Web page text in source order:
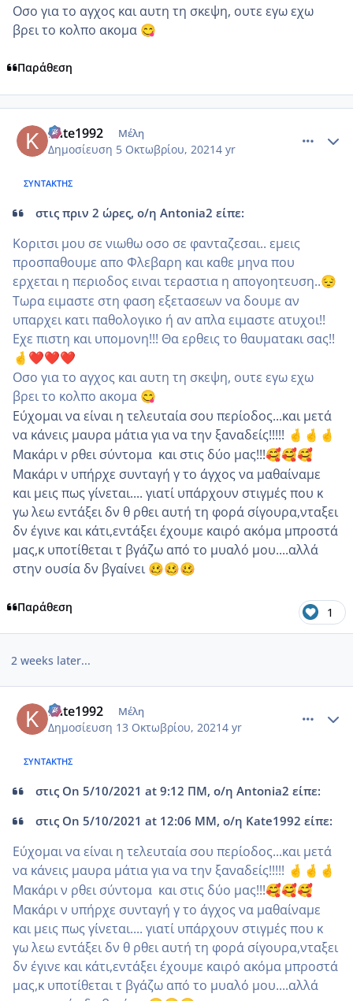
Οσο για το αγχος και αυτη τη σκεψη, ουτε εγω εχω
βρει το κολπο ακομα 😋
Παράθεση
Kate1992 Μέλη
Δημοσίευση 5 Οκτωβρίου, 20214 yr
ΣΥΝΤΆΚΤΗΣ
στις πριν 2 ώρες, ο/η Antonia2 είπε:
Κοριτσι μου σε νιωθω οσο σε φανταζεσαι.. εμεις
προσπαθουμε απο Φλεβαρη και καθε μηνα που
ερχεται η περιοδος ειναι τεραστια η απογοητευση..😔
Τωρα ειμαστε στη φαση εξετασεων να δουμε αν
υπαρχει κατι παθολογικο ή αν απλα ειμαστε ατυχοι!!
Εχε πιστη και υπομονη!!! Θα ερθεις το θαυματακι σας!!
🤞 ❤️❤️❤️
Οσο για το αγχος και αυτη τη σκεψη, ουτε εγω εχω
βρει το κολπο ακομα 😋
Εύχομαι να είναι η τελευταία σου περίοδος...και μετά
να κάνεις μαυρα μάτια για να την ξαναδείς!!!!! 🤞 🤞 🤞
Μακάρι ν ρθει σύντομα και στις δύο μας!!!🥰🥰🥰
Μακάρι ν υπήρχε συνταγή γ το άγχος να μαθαίναμε
και μεις πως γίνεται.... γιατί υπάρχουν στιγμές που κ
γω λεω εντάξει δν θ ρθει αυτή τη φορά σίγουρα,νταξει
δν έγινε και κάτι,εντάξει έχουμε καιρό ακόμα μπροστά
μας,κ υποτίθεται τ βγάζω από το μυαλό μου....αλλά
στην ουσία δν βγαίνει 🥴🥴🥴
Παράθεση 1
2 weeks later...
Kate1992 Μέλη
Δημοσίευση 13 Οκτωβρίου, 20214 yr
ΣΥΝΤΆΚΤΗΣ
στις On 5/10/2021 at 9:12 ΠΜ, ο/η Antonia2 είπε:
στις On 5/10/2021 at 12:06 ΜΜ, ο/η Kate1992 είπε:
Εύχομαι να είναι η τελευταία σου περίοδος...και μετά
να κάνεις μαυρα μάτια για να την ξαναδείς!!!!! 🤞 🤞 🤞
Μακάρι ν ρθει σύντομα και στις δύο μας!!!🥰🥰🥰
Μακάρι ν υπήρχε συνταγή γ το άγχος να μαθαίναμε
και μεις πως γίνεται.... γιατί υπάρχουν στιγμές που κ
γω λεω εντάξει δν θ ρθει αυτή τη φορά σίγουρα,νταξει
δν έγινε και κάτι,εντάξει έχουμε καιρό ακόμα μπροστά
μας,κ υποτίθεται τ βγάζω από το μυαλό μου....αλλά